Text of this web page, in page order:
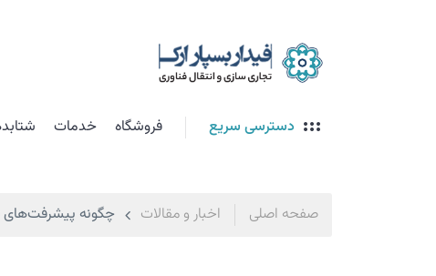
دسترسی سریع فروشگاه خدمات
صفحه اصلی اخبار و مقالات چگونه پیشرفت‌های